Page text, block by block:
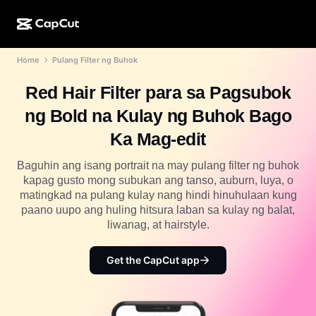
CapCut Mobile
Dreamina AI
AI na paggawa
AI na Disenyo
Video Studio
AI video generator
Generator ng AI na larawan
AI na pampaganda ng larawan
Dreamina Seedance 2.5
Nano Banana Pro
Mga Feature
Mga AI tool
Video editor at generator
Image editor at generator
Voice generator at editor
Mga sitwasyon ng paggamit
Mga pang-holiday na template
Mga template ng kalendaryo
Mga template para sa anibersaryo
Tungkol sa Amin
Komunidad
Mga Affiliate
Pioneer Program
CapCut Creative Campus
Home Pulang Filter ng Buhok
Red Hair Filter para sa Pagsubok
ng Bold na Kulay ng Buhok Bago
Ka Mag-edit
Baguhin ang isang portrait na may pulang filter ng buhok
kapag gusto mong subukan ang tanso, auburn, luya, o
matingkad na pulang kulay nang hindi hinuhulaan kung
paano uupo ang huling hitsura laban sa kulay ng balat,
liwanag, at hairstyle.
Get the CapCut app